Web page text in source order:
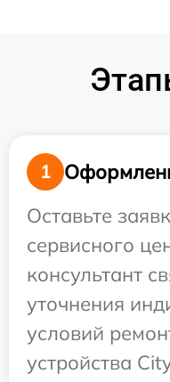
1
Оставьте
сервисного
консультант
уточнения
условий
устройства